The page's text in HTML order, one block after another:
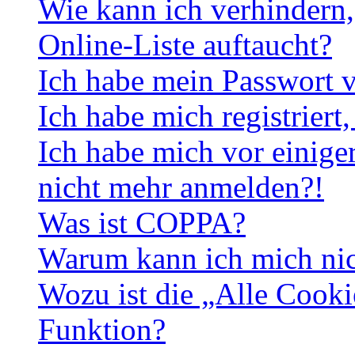
Wie kann ich
Online-Liste auftaucht?
Ich habe mein Passwort
Ich habe mich
Ich habe mich vor
nicht mehr anmelden?!
Was ist COPPA?
Warum kann ich mich
Wozu ist die „Alle
Funktion?